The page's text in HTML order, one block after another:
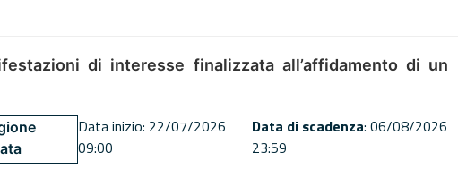
di interesse finalizzata all’affidamento di
Data inizio: 22/07/2026
09:00
Data di scadenza: 06/08/2026
23:59